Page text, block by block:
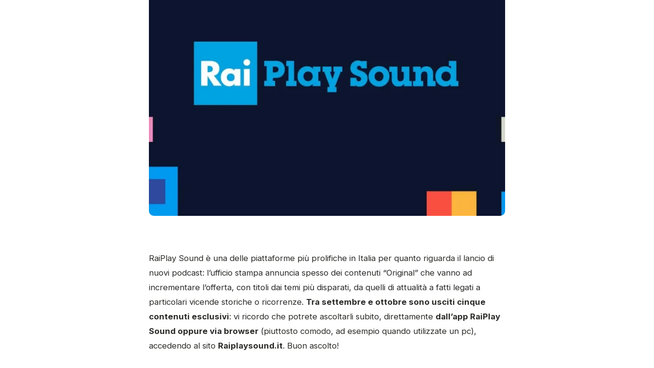
RaiPlay Sound è una delle piattaforme più prolifiche in Italia per quanto riguarda il lancio di
nuovi podcast: l’ufficio stampa annuncia spesso dei contenuti “Original” che vanno ad
incrementare l’offerta, con titoli dai temi più disparati, da quelli di attualità a fatti legati a
particolari vicende storiche o ricorrenze. Tra settembre e ottobre sono usciti cinque
contenuti esclusivi: vi ricordo che potrete ascoltarli subito, direttamente dall’app RaiPlay
Sound oppure via browser (piuttosto comodo, ad esempio quando utilizzate un pc),
accedendo al sito Raiplaysound.it. Buon ascolto!